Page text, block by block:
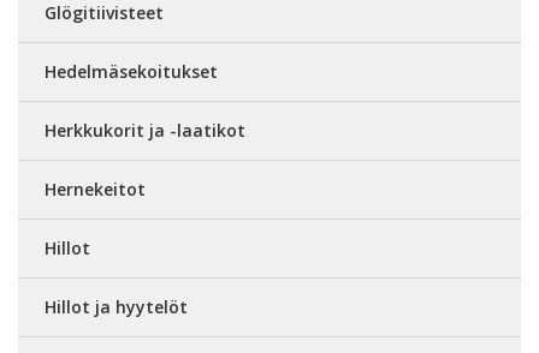
Glögitiivisteet
Hedelmäsekoitukset
Herkkukorit ja -laatikot
Hernekeitot
Hillot
Hillot ja hyytelöt